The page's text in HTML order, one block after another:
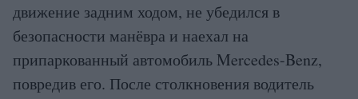
движение задним ходом, не убедился в
безопасности манёвра и наехал на
припаркованный автомобиль Mercedes-Benz,
повредив его. После столкновения водитель